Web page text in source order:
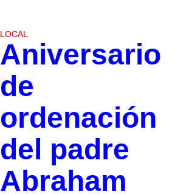
LOCAL
Aniversario
de
ordenación
del padre
Abraham